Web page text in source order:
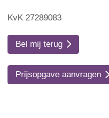
KvK 27289083
Bel mij terug
Prijsopgave aanvragen